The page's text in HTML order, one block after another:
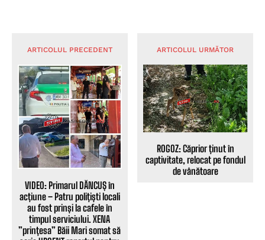
ARTICOLUL PRECEDENT
VIDEO: Primarul DĂNCUȘ în
acțiune – Patru polițiști locali
au fost prinși la cafele în
timpul serviciului. XENA
”prințesa” Băii Mari somat să
ARTICOLUL URMĂTOR
ROGOZ: Căprior ținut în
captivitate, relocat pe fondul
de vânătoare